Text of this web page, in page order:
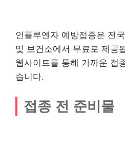
인플루엔자 예방접종은 전
및 보건소에서 무료로 제공
웹사이트를 통해 가까운 접
습니다.
접종 전 준비물